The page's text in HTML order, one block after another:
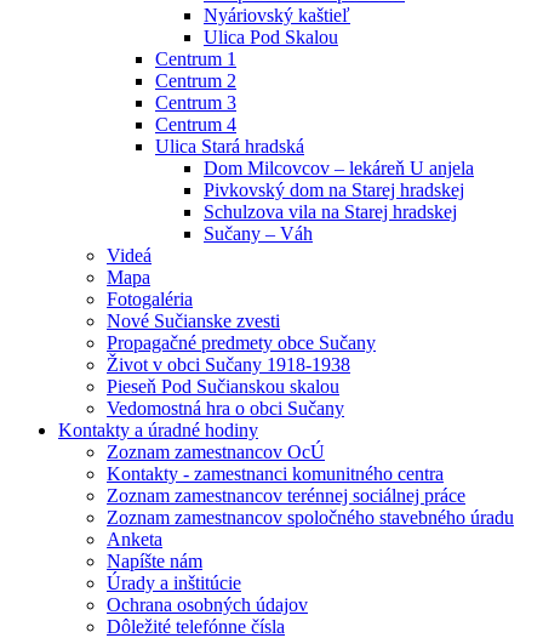
Nyáriovský kaštieľ
Ulica Pod Skalou
Centrum 1
Centrum 2
Centrum 3
Centrum 4
Ulica Stará hradská
Dom Milcovcov – lekáreň U anjela
Pivkovský dom na Starej hradskej
Schulzova vila na Starej hradskej
Sučany – Váh
Videá
Mapa
Fotogaléria
Nové Sučianske zvesti
Propagačné predmety obce Sučany
Život v obci Sučany 1918-1938
Pieseň Pod Sučianskou skalou
Vedomostná hra o obci Sučany
Kontakty a úradné hodiny
Zoznam zamestnancov OcÚ
Kontakty - zamestnanci komunitného centra
Zoznam zamestnancov terénnej sociálnej práce
Zoznam zamestnancov spoločného stavebného úradu
Anketa
Napíšte nám
Úrady a inštitúcie
Ochrana osobných údajov
Dôležité telefónne čísla